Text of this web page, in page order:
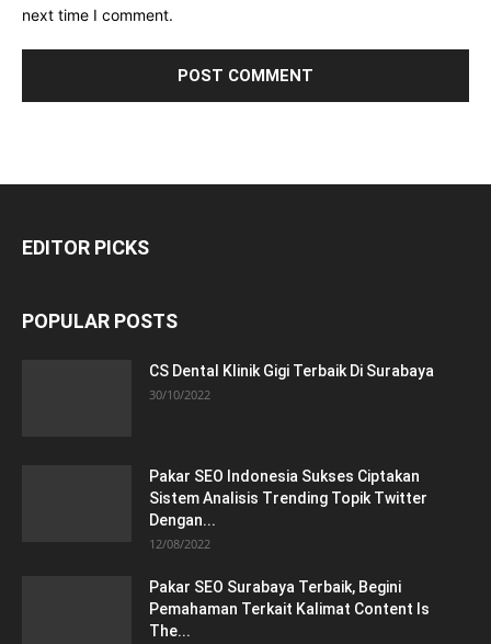
next time I comment.
EDITOR PICKS
POPULAR POSTS
CS Dental Klinik Gigi Terbaik Di Surabaya
30/10/2022
Pakar SEO Indonesia Sukses Ciptakan
Sistem Analisis Trending Topik Twitter
Dengan...
12/08/2022
Pakar SEO Surabaya Terbaik, Begini
Pemahaman Terkait Kalimat Content Is
The...